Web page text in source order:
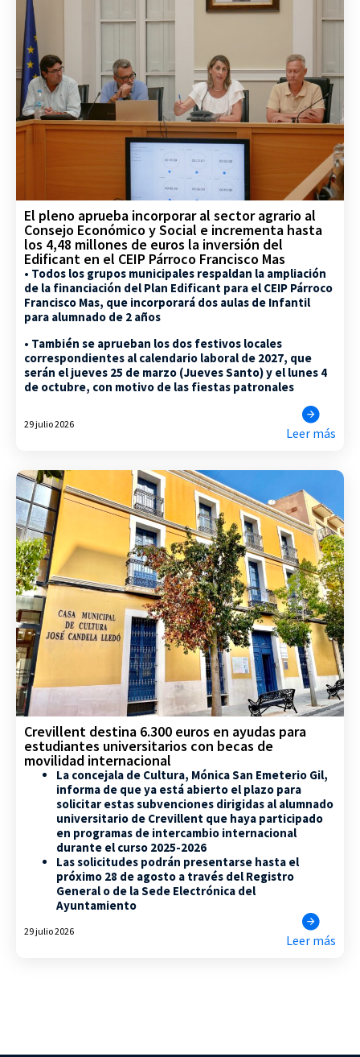
El pleno aprueba incorporar al sector agrario al
Consejo Económico y Social e incrementa hasta
los 4,48 millones de euros la inversión del
Edificant en el CEIP Párroco Francisco Mas
• Todos los grupos municipales respaldan la ampliación
de la financiación del Plan Edificant para el CEIP Párroco
Francisco Mas, que incorporará dos aulas de Infantil
para alumnado de 2 años
• También se aprueban los dos festivos locales
correspondientes al calendario laboral de 2027, que
serán el jueves 25 de marzo (Jueves Santo) y el lunes 4
de octubre, con motivo de las fiestas patronales
29 julio 2026
Leer más
Crevillent destina 6.300 euros en ayudas para
estudiantes universitarios con becas de
movilidad internacional
La concejala de Cultura, Mónica San Emeterio Gil,
informa de que ya está abierto el plazo para
solicitar estas subvenciones dirigidas al alumnado
universitario de Crevillent que haya participado
en programas de intercambio internacional
durante el curso 2025-2026
Las solicitudes podrán presentarse hasta el
próximo 28 de agosto a través del Registro
General o de la Sede Electrónica del
Ayuntamiento
29 julio 2026
Leer más